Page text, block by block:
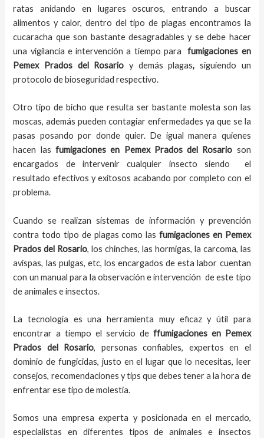
ratas anidando en lugares oscuros, entrando a buscar
alimentos y calor, dentro del tipo de plagas encontramos la
cucaracha que son bastante desagradables y se debe hacer
una vigilancia e intervención a tiempo parafumigaciones en
Pemex Prados del Rosario y demás plagas, siguiendo un
protocolo de bioseguridad respectivo.
Otro tipo de bicho que resulta ser bastante molesta son las
moscas, además pueden contagiar enfermedades ya que se la
pasas posando por donde quier. De igual manera quienes
hacen las fumigacionesen Pemex Prados del Rosario son
encargados de intervenir cualquier insecto siendo el
resultado efectivos y exitosos acabando por completo con el
problema.
Cuando se realizan sistemas de información y prevención
contra todo tipo de plagas como las fumigacionesen Pemex
Prados del Rosario, los chinches, las hormigas, la carcoma, las
avispas, las pulgas, etc, los encargados de esta labor cuentan
con un manual para la observación e intervención de este tipo
de animales e insectos.
La tecnología es una herramienta muy eficaz y útil para
encontrar a tiempo el servicio de ffumigaciones en Pemex
Prados del Rosario, personas confiables, expertos en el
dominio de fungicidas, justo en el lugar que lo necesitas, leer
consejos, recomendaciones y tips que debes tener a la hora de
enfrentar ese tipo de molestia.
Somos una empresa experta y posicionada en el mercado,
especialistas en diferentes tipos de animales e insectos